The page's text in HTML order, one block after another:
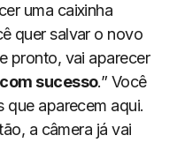
uma caixinha
quer salvar o novo
pronto, vai aparecer
sucesso.” Você
aparecem aqui.
a câmera já vai